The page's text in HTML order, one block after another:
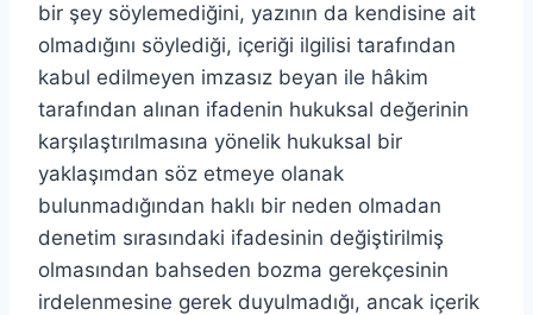
bir şey söylemediğini, yazının da kendisine ait
olmadığını söylediği, içeriği ilgilisi tarafından
kabul edilmeyen imzasız beyan ile hâkim
tarafından alınan ifadenin hukuksal değerinin
karşılaştırılmasına yönelik hukuksal bir
yaklaşımdan söz etmeye olanak
bulunmadığından haklı bir neden olmadan
denetim sırasındaki ifadesinin değiştirilmiş
olmasından bahseden bozma gerekçesinin
irdelenmesine gerek duyulmadığı, ancak içerik